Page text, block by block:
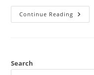
Continue Reading
भारतीय
Search